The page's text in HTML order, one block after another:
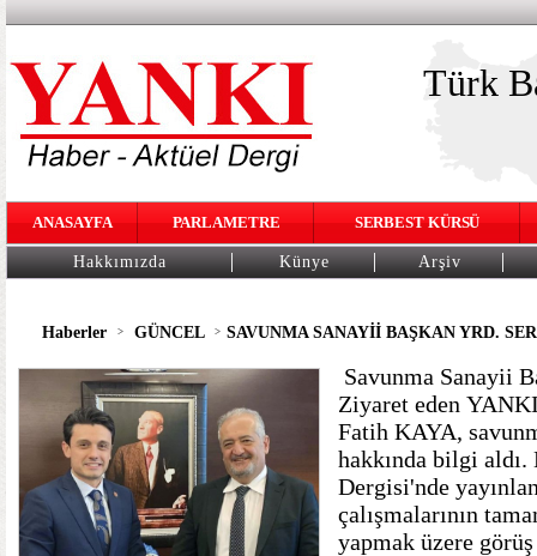
Türk
ANASAYFA PARLAMETRE SERBEST KÜRSÜ
Hakkımızda Künye Arşiv
Haberler > GÜNCEL > SAVUNMA SANAYİİ BAŞKAN YRD.
Savunma Sanayii
Ziyaret eden
Fatih KAYA,
hakkında bilgi
Dergisi'nde
çalışmalarının
yapmak üzere